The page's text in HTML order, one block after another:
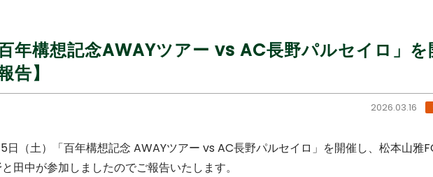
百年構想記念AWAYツアー vs AC長野パルセイロ」
告】
2026.03.16
日（土）「百年構想記念 AWAYツアー vs AC長野パルセイロ」を開催し、松本山雅
田中が参加しましたのでご報告いたします。